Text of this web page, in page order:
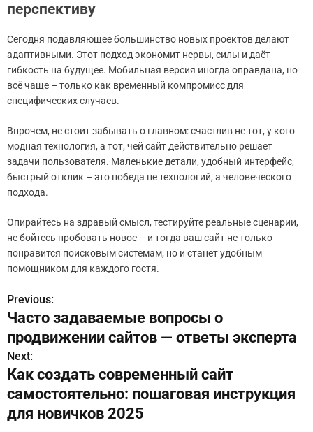
перспективу
Сегодня подавляющее большинство новых проектов делают
адаптивными. Этот подход экономит нервы, силы и даёт
гибкость на будущее. Мобильная версия иногда оправдана, но
всё чаще – только как временный компромисс для
специфических случаев.
Впрочем, не стоит забывать о главном: счастлив не тот, у кого
модная технология, а тот, чей сайт действительно решает
задачи пользователя. Маленькие детали, удобный интерфейс,
быстрый отклик – это победа не технологий, а человеческого
подхода.
Опирайтесь на здравый смысл, тестируйте реальные сценарии,
не бойтесь пробовать новое – и тогда ваш сайт не только
понравится поисковым системам, но и станет удобным
помощником для каждого гостя.
Н
а
в
и
г
Previous:
Часто задаваемые вопросы о
продвижении сайтов — ответы эксперта
Next:
Как создать современный сайт
самостоятельно: пошаговая инструкция
для новичков 2025